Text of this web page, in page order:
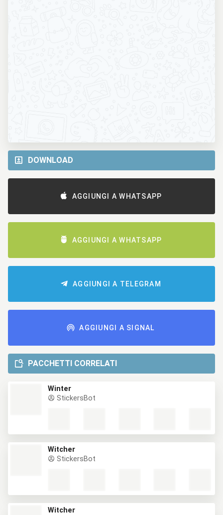
DOWNLOAD
AGGIUNGI A WHATSAPP
AGGIUNGI A WHATSAPP
AGGIUNGI A TELEGRAM
AGGIUNGI A SIGNAL
PACCHETTI CORRELATI
Winter
StickersBot
Witcher
StickersBot
Witcher